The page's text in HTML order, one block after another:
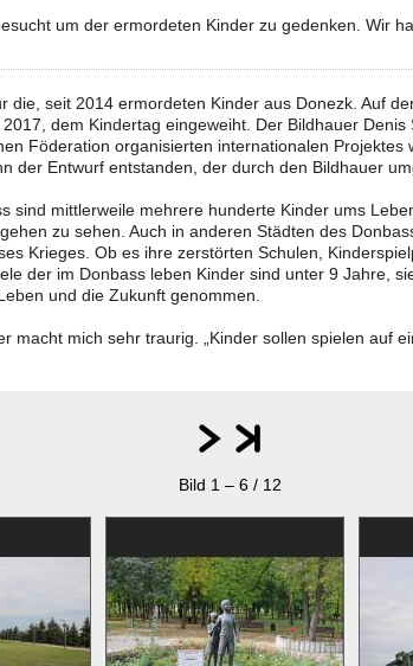
um der ermordeten Kinder zu gedenken. Wir
die, seit 2014 ermordeten Kinder aus Donezk. Auf
dem Kindertag eingeweiht. Der Bildhauer
Föderation organisierten internationalen Projektes
der Entwurf entstanden, der durch den Bildhauer
sind mittlerweile mehrere hunderte Kinder ums
zu sehen. Auch in anderen Städten des
Krieges. Ob es ihre zerstörten Schulen,
der im Donbass leben Kinder sind unter 9 Jahre,
und die Zukunft genommen.
macht mich sehr traurig. „Kinder sollen spielen auf